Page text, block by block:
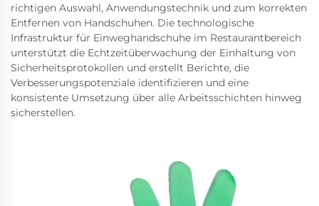
richtigen Auswahl, Anwendungstechnik und zum korrekten
Entfernen von Handschuhen. Die technologische
Infrastruktur für Einweghandschuhe im Restaurantbereich
unterstützt die Echtzeitüberwachung der Einhaltung von
Sicherheitsprotokollen und erstellt Berichte, die
Verbesserungspotenziale identifizieren und eine
konsistente Umsetzung über alle Arbeitsschichten hinweg
sicherstellen.